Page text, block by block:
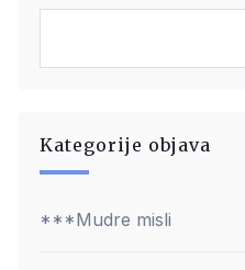
Kategorije objava
***Mudre misli